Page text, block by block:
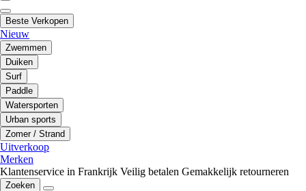
Beste Verkopen
Nieuw
Zwemmen
Duiken
Surf
Paddle
Watersporten
Urban sports
Zomer / Strand
Uitverkoop
Merken
Klantenservice in Frankrijk Veilig betalen Gemakkelijk retourneren
Zoeken